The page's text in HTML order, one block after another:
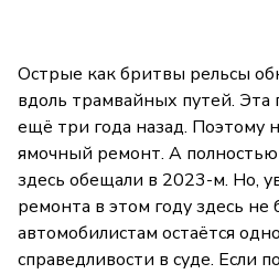
Острые как бритвы рельсы
вдоль трамвайных путей. Эта
ещё три года назад. Поэтому
ямочный ремонт. А
здесь обещали в 2023-м. Но,
ремонта в этом году здесь
автомобилистам остаётся
справедливости в суде. Если